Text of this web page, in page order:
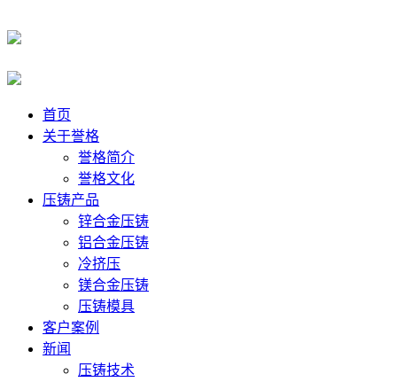
首页
关于誉格
誉格简介
誉格文化
压铸产品
锌合金压铸
铝合金压铸
冷挤压
镁合金压铸
压铸模具
客户案例
新闻
压铸技术